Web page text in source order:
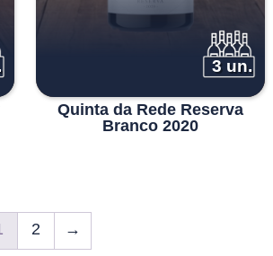
3 un.
Quinta da Rede Reserva
Branco 2020
2 →